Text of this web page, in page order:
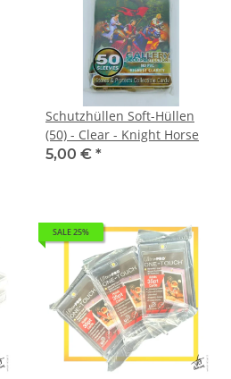
Schutzhüllen Soft-Hüllen
(50) - Clear - Knight Horse
5,00 € *
SALE 25%